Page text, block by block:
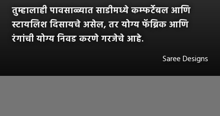
तुम्हालाही पावसाळ्यात साडीमध्ये कम्फर्टेबल आणि
स्टायलिश दिसायचे असेल, तर योग्य फॅब्रिक आणि
रंगांची योग्य निवड करणे गरजेचे आहे.
Saree Designs